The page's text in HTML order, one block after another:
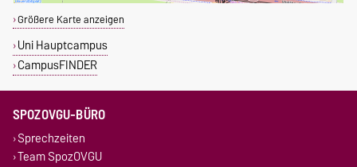
Größere Karte anzeigen
Uni Hauptcampus
CampusFINDER
SPOZOVGU-BÜRO
Sprechzeiten
Team SpozOVGU